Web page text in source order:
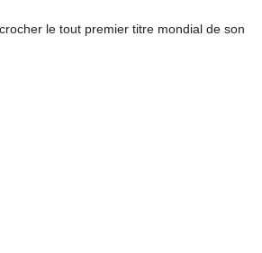
le tout premier titre mondial de son